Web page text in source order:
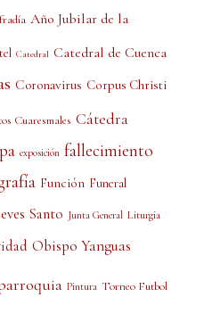
Año Jubilar de la
Catedral Catedral de Cuenca
Coronavirus Corpus Christi
Cuaresmales Cátedra
exposición fallecimiento
Función Funeral
Santo Junta General Liturgia
Obispo Yanguas
Pintura Torneo Futbol